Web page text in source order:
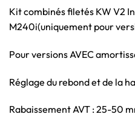
Kit combinés filetés KW V2
M240i(uniquement pour
Pour versions AVEC
Réglage du rebond et de la
Rabaissement AVT : 25-50